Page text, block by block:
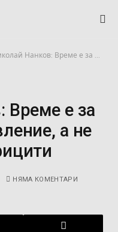
Нанков: Време е за отговорно управление, а не за рекордни дефицити
Време е за
а не
НЯМА КОМЕНТАРИ